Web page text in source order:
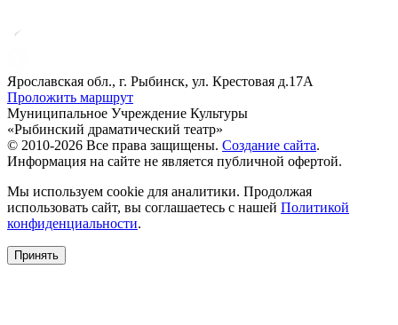
Ярославская обл., г. Рыбинск, ул. Крестовая д.17А
Проложить маршрут
Муниципальное Учреждение Культуры
«Рыбинский драматический театр»
© 2010-2026 Все права защищены. Создание сайта.
Информация на сайте не является публичной офертой.
Мы используем cookie для аналитики. Продолжая
использовать сайт, вы соглашаетесь с нашей Политикой
конфиденциальности.
Принять